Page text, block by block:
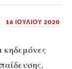
16 ΙΟΥΛΊΟΥ 2020
κηδεμόνες